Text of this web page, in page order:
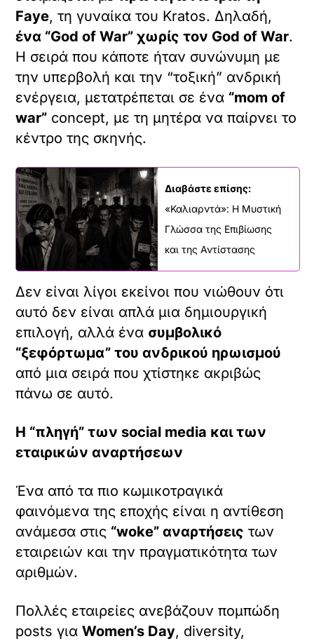
Faye, τη γυναίκα του Kratos. Δηλαδή,
ένα “God of War” χωρίς τον God of War.
Η σειρά που κάποτε ήταν συνώνυμη με
την υπερβολή και την “τοξική” ανδρική
ενέργεια, μετατρέπεται σε ένα “mom of
war” concept, με τη μητέρα να παίρνει το
κέντρο της σκηνής.
Διαβάστε επίσης:
«Καλιαρντά»: Η Μυστική
Γλώσσα της Επιβίωσης
και της Αντίστασης
Δεν είναι λίγοι εκείνοι που νιώθουν ότι
αυτό δεν είναι απλά μια δημιουργική
επιλογή, αλλά ένα συμβολικό
“ξεφόρτωμα” του ανδρικού ηρωισμού
από μια σειρά που χτίστηκε ακριβώς
πάνω σε αυτό.
Η “πληγή” των social media και των
εταιρικών αναρτήσεων
Ένα από τα πιο κωμικοτραγικά
φαινόμενα της εποχής είναι η αντίθεση
ανάμεσα στις “woke” αναρτήσεις των
εταιρειών και την πραγματικότητα των
αριθμών.
Πολλές εταιρείες ανεβάζουν πομπώδη
posts γιαWomen’s Day, diversity,